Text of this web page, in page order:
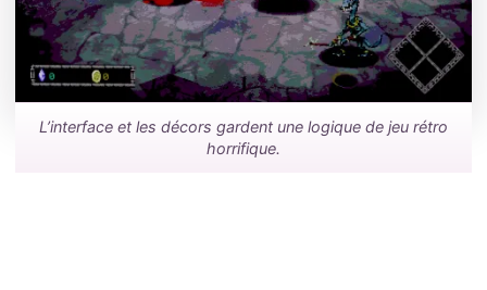
L’interface et les décors gardent une logique de jeu rétro
horrifique.